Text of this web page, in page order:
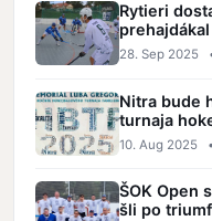
Rytieri
28. Sep 2025
Nitra bude
turnaja
10. Aug 2025 •
ŠOK Open
šli po